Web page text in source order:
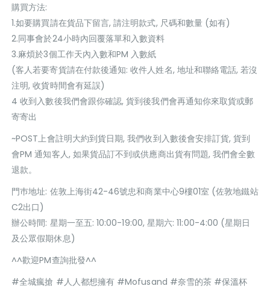
購買方法:
1.如要購買請在貨品下留言, 請注明款式, 尺碼和數量 (如有)
2.同事會於24小時內回覆落單和入數資料
3.麻煩於3個工作天內入數和PM 入數紙
(客人若要寄貨請在付款後通知: 收件人姓名, 地址和聯絡電話, 若沒
注明, 收貨時間會有延誤)
4 收到入數後我們會跟你確認, 貨到後我們會再通知你來取貨或郵
寄寄出
~POST上會註明大約到貨日期, 我們收到入數後會安排訂貨, 貨到
會PM 通知客人, 如果貨品訂不到或供應商出貨有問題, 我們會全數
退款。
門巿地址: 佐敦上海街42-46號忠和商業中心9樓01室 (佐敦地鐵站
C2出口)
辦公時間: 星期一至五: 10:00-19:00, 星期六: 11:00-4:00 (星期日
及公眾假期休息)
^^歡迎PM查詢批發^^
#全城瘋搶 #人人都想擁有 #Mofusand #奈雪的茶 #保溫杯